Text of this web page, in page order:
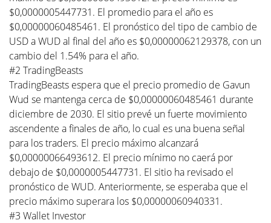
$0,0000005447731. El promedio para el año es
$0,00000060485461. El pronóstico del tipo de cambio de
USD a WUD al final del año es $0,00000062129378, con un
cambio del 1.54% para el año.
#2 TradingBeasts
TradingBeasts espera que el precio promedio de Gavun
Wud se mantenga cerca de $0,00000060485461 durante
diciembre de 2030. El sitio prevé un fuerte movimiento
ascendente a finales de año, lo cual es una buena señal
para los traders. El precio máximo alcanzará
$0,00000066493612. El precio mínimo no caerá por
debajo de $0,0000005447731. El sitio ha revisado el
pronóstico de WUD. Anteriormente, se esperaba que el
precio máximo superara los $0,00000060940331.
#3 Wallet Investor